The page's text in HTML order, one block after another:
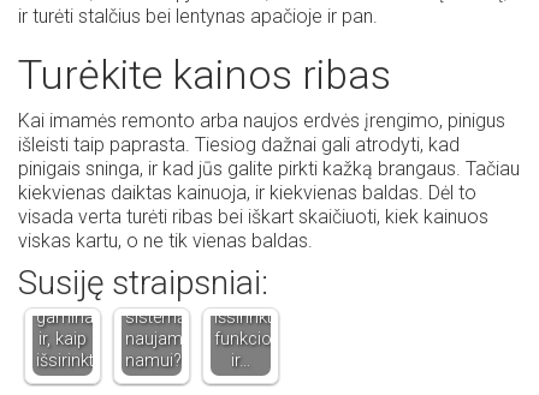
ir turėti stalčius bei lentynas apačioje ir pan.
Turėkite kainos ribas
Kai imamės remonto arba naujos erdvės įrengimo, pinigus
išleisti taip paprasta. Tiesiog dažnai gali atrodyti, kad
pinigais sninga, ir kad jūs galite pirkti kažką brangaus. Tačiau
kiekvienas daiktas kainuoja, ir kiekvienas baldas. Dėl to
visada verta turėti ribas bei iškart skaičiuoti, kiek kainuos
viskas kartu, o ne tik vienas baldas.
Susiję straipsniai:
Vienkartinės
pirštinės:
iš ko
gaminamos
ir, kaip
išsirinkti?
Kaip
išsirinkti
tinkamą
šildymo
sistemą
naujam
namui?
Roletai
interjere
– kaip
išsirinkti
funkcionalų
ir…